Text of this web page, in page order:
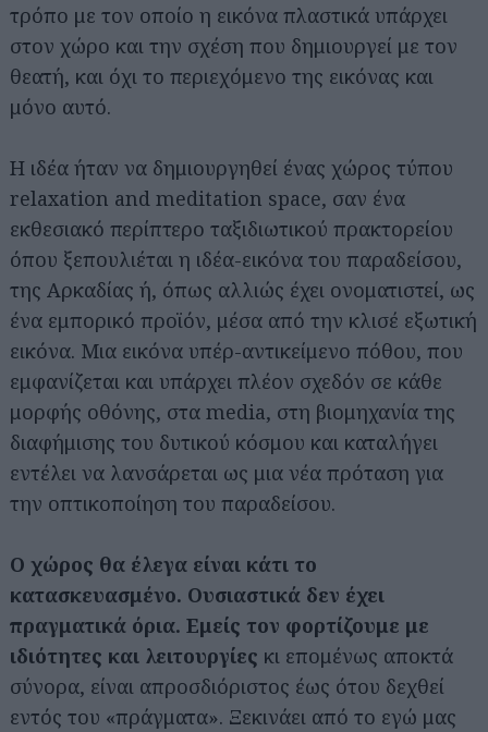
τρόπο με τον οποίο η εικόνα πλαστικά υπάρχει
στον χώρο και την σχέση που δημιουργεί με τον
θεατή, και όχι το περιεχόμενο της εικόνας και
μόνο αυτό.
Η ιδέα ήταν να δημιουργηθεί ένας χώρος τύπου
relaxation and meditation space, σαν ένα
εκθεσιακό περίπτερο ταξιδιωτικού πρακτορείου
όπου ξεπουλιέται η ιδέα-εικόνα του παραδείσου,
της Αρκαδίας ή, όπως αλλιώς έχει ονοματιστεί, ως
ένα εμπορικό προϊόν, μέσα από την κλισέ εξωτική
εικόνα. Μια εικόνα υπέρ-αντικείμενο πόθου, που
εμφανίζεται και υπάρχει πλέον σχεδόν σε κάθε
μορφής οθόνης, στα media, στη βιομηχανία της
διαφήμισης του δυτικού κόσμου και καταλήγει
εντέλει να λανσάρεται ως μια νέα πρόταση για
την οπτικοποίηση του παραδείσου.
Ο χώρος θα έλεγα είναι κάτι το
κατασκευασμένο. Ουσιαστικά δεν έχει
πραγματικά όρια. Εμείς τον φορτίζουμε με
ιδιότητες και λειτουργίες κι επομένως αποκτά
σύνορα, είναι απροσδιόριστος έως ότου δεχθεί
εντός του «πράγματα». Ξεκινάει από το εγώ μας